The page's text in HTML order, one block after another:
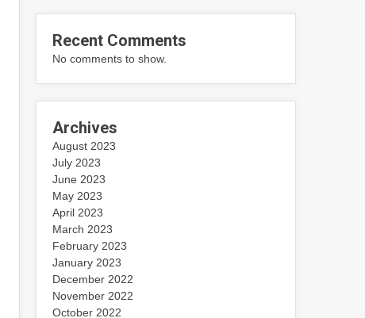
Recent Comments
No comments to show.
Archives
August 2023
July 2023
June 2023
May 2023
April 2023
March 2023
February 2023
January 2023
December 2022
November 2022
October 2022